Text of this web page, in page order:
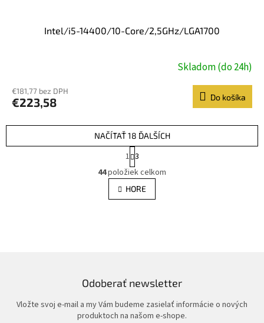
Intel/i5-14400/10-Core/2,5GHz/LGA1700
Skladom (do 24h)
€181,77 bez DPH
€223,58 Do košíka
O
v
l
á
r
v
k
y
NAČÍTAŤ 18 ĎALŠÍCH
S
t
r
á
n
k
1 3
44položiek celkom
HORE
Odoberať newsletter
Vložte svoj e-mail a my Vám budeme zasielať informácie o nových
produktoch na našom e-shope.